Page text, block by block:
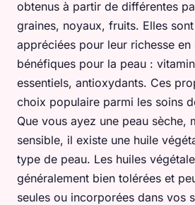
obtenus à partir de différentes
graines, noyaux, fruits. Elles
appréciées pour leur richesse en
bénéfiques pour la peau :
essentiels, antioxydants. Ces
choix populaire parmi les soins
Que vous ayez une peau sèche,
sensible, il existe une huile
type de peau. Les huiles
généralement bien tolérées et
seules ou incorporées dans vos